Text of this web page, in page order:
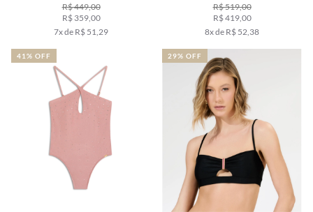
R$ 449,00
R$ 359,00
7x de R$ 51,29
R$ 519,00
R$ 419,00
8x de R$ 52,38
41% OFF 29% OFF